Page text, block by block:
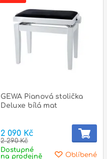
GEWA Pianová stolička
Deluxe bílá mat
2 090 Kč
2 290 Kč
Oblíbené
Dostupné
na prodejně